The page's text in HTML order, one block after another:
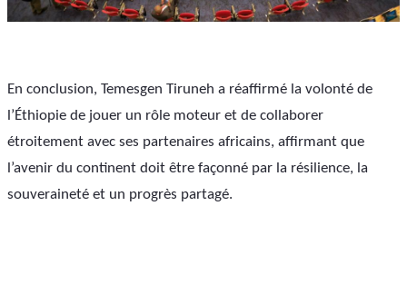
En conclusion, Temesgen Tiruneh a réaffirmé la volonté de
l’Éthiopie de jouer un rôle moteur et de collaborer
étroitement avec ses partenaires africains, affirmant que
l’avenir du continent doit être façonné par la résilience, la
souveraineté et un progrès partagé.